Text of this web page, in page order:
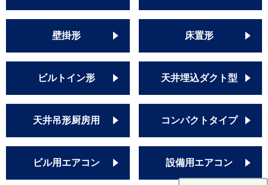
壁掛形 床置形
ビルトイン形 天井埋込ダクト型
天井吊形厨房用 コンパクトタイプ
ビル用エアコン 設備用エアコン